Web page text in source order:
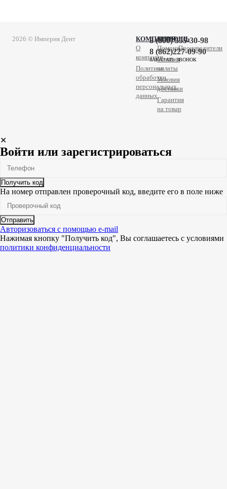
2026 © Империя Дент КОМПАНИЯ
ПОМОЩЬ
О
компании
Политика
обработки
персональных
данных
Помощь
Условия
оплаты
Условия
доставки
Гарантия
на товар
Производители
8 (800) 555-30-98
8 (862)227-09-90
ЗАКАЗАТЬ ЗВОНОК
✕
Войти или зарегистрироваться
Получить код
На номер отправлен проверочный код, введите его в поле ниже
Отправить
Авторизоваться с помощью e-mail
Нажимая кнопку "Получить код", Вы соглашаетесь c условиями
политики конфиденциальности